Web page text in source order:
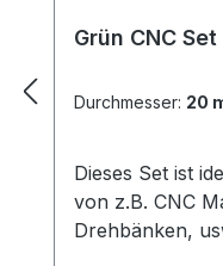
Grün CNC
Durchmesser: 20
Dieses Set ist
von z.B. CNC
Drehbänken,